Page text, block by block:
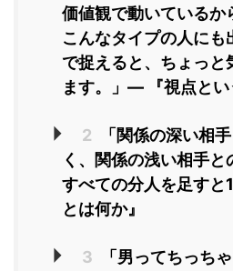
価値観で動いているか
こんなタイプの人にも
で捉えると、ちょっと
ます。」― 『視点とい
2
「関係の深い相
く、関係の浅い相手と
すべての分人を足す
とは何か』
3
「男ってちっち